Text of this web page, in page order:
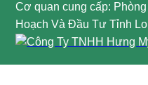
Cơ quan cung cấp:
Hoạch Và Đầu Tư Tỉnh